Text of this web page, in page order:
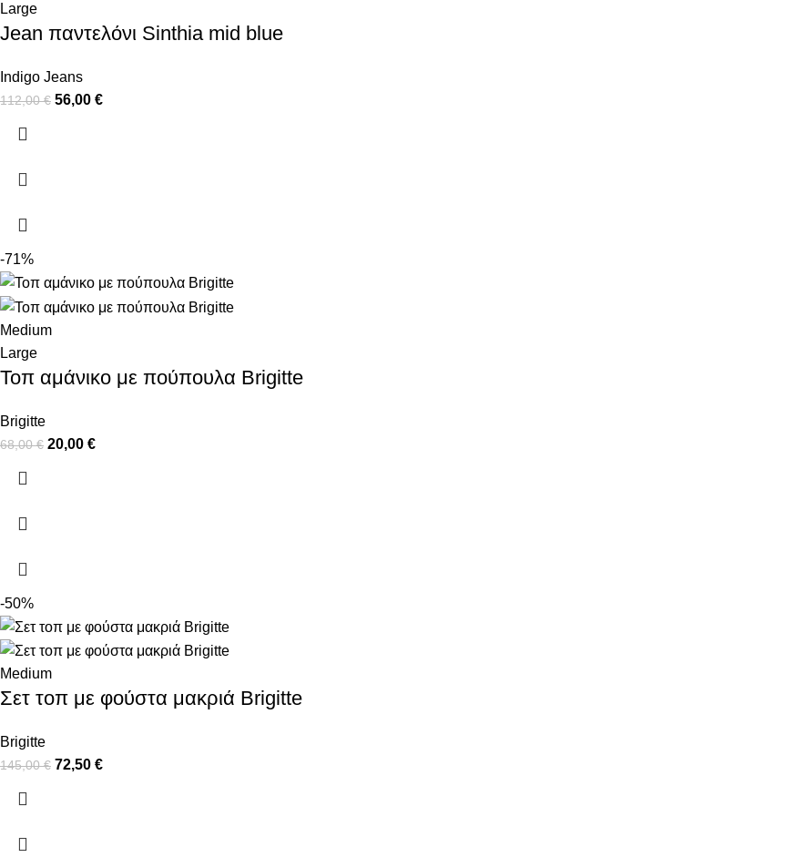
Large
Jean παντελόνι Sinthia mid blue
Indigo Jeans
112,00€ 56,00 €
-71%
Medium
Large
Τοπ αμάνικο με πούπουλα Brigitte
Brigitte
68,00€ 20,00 €
-50%
Medium
Σετ τοπ με φούστα μακριά Brigitte
Brigitte
145,00€ 72,50 €